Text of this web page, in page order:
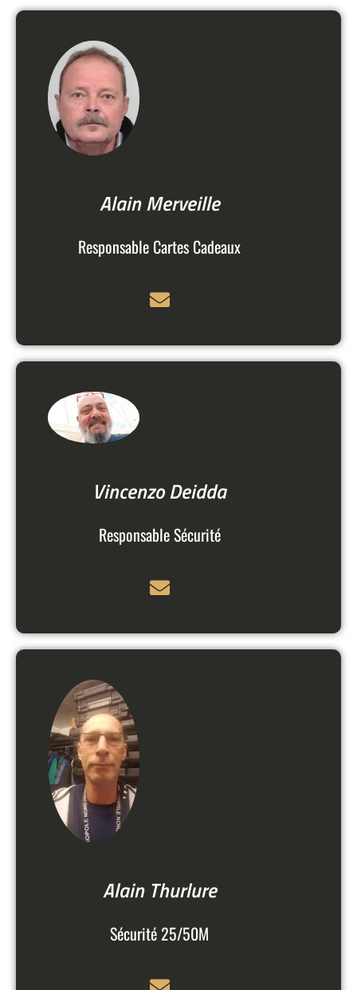
Alain Merveille
Responsable Cartes Cadeaux
Vincenzo Deidda
Responsable Sécurité
Alain Thurlure
Sécurité 25/50M